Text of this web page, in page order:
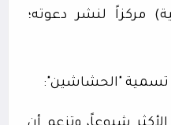
مركزاً لنشر دعوته؛
تسمية "الحشاشين":